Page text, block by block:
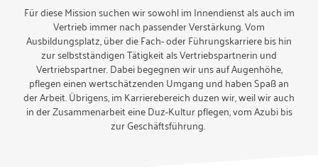
Für diese Mission suchen wir sowohl im Innendienst als auch im
Vertrieb immer nach passender Verstärkung. Vom
Ausbildungsplatz, über die Fach- oder Führungskarriere bis hin
zur selbstständigen Tätigkeit als Vertriebspartnerin und
Vertriebspartner. Dabei begegnen wir uns auf Augenhöhe,
pflegen einen wertschätzenden Umgang und haben Spaß an
der Arbeit. Übrigens, im Karrierebereich duzen wir, weil wir auch
in der Zusammenarbeit eine Duz-Kultur pflegen, vom Azubi bis
zur Geschäftsführung.